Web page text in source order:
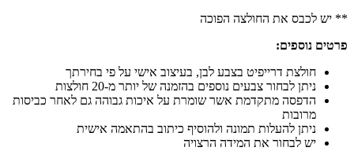
** יש לכבס את החולצה הפוכה
פרטים נוספים:
חולצת דרייפיט בצבע לבן, בעיצוב אישי על פי בחירתך
ניתן לבחור צבעים נוספים בהזמנה של יותר מ-20 חולצות
הדפסה מתקדמת אשר שומרת על איכות גבוהה גם לאחר כביסות
מרובות
ניתן להעלות תמונה ולהוסיף כיתוב בהתאמה אישית
יש לבחור את המידה הרצויה